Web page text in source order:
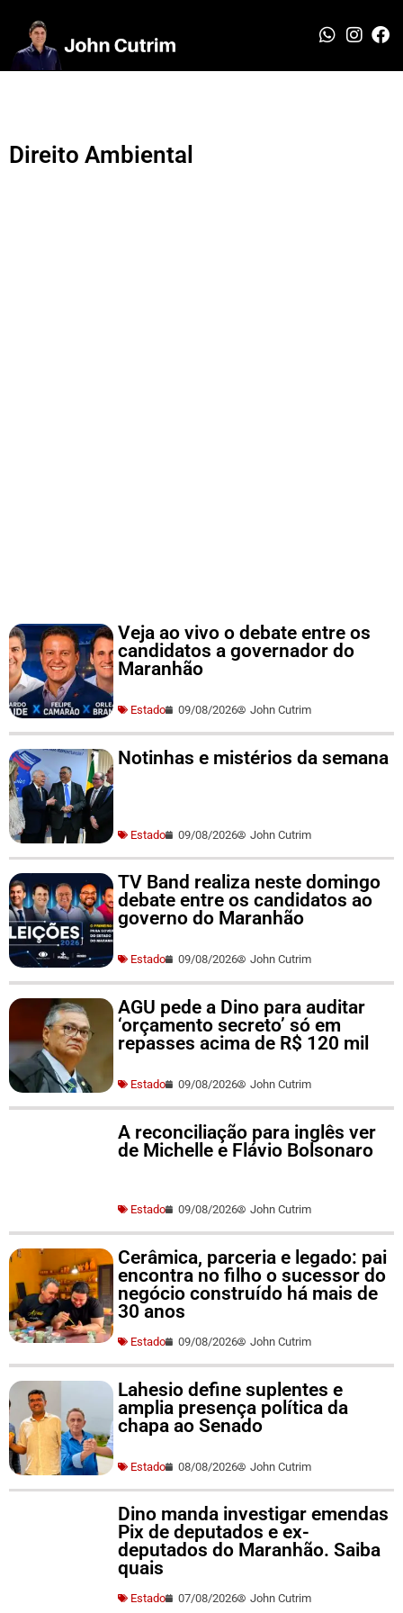
Direito Ambiental
Veja ao vivo o debate entre os
candidatos a governador do
Maranhão
Estado 09/08/2026 John Cutrim
Notinhas e mistérios da semana
Estado 09/08/2026 John Cutrim
TV Band realiza neste domingo
debate entre os candidatos ao
governo do Maranhão
Estado 09/08/2026 John Cutrim
AGU pede a Dino para auditar
‘orçamento secreto’ só em
repasses acima de R$ 120 mil
Estado 09/08/2026 John Cutrim
A reconciliação para inglês ver
de Michelle e Flávio Bolsonaro
Estado 09/08/2026 John Cutrim
Cerâmica, parceria e legado: pai
encontra no filho o sucessor do
negócio construído há mais de
30 anos
Estado 09/08/2026 John Cutrim
Lahesio define suplentes e
amplia presença política da
chapa ao Senado
Estado 08/08/2026 John Cutrim
Dino manda investigar emendas
Pix de deputados e ex-
deputados do Maranhão. Saiba
quais
Estado 07/08/2026 John Cutrim